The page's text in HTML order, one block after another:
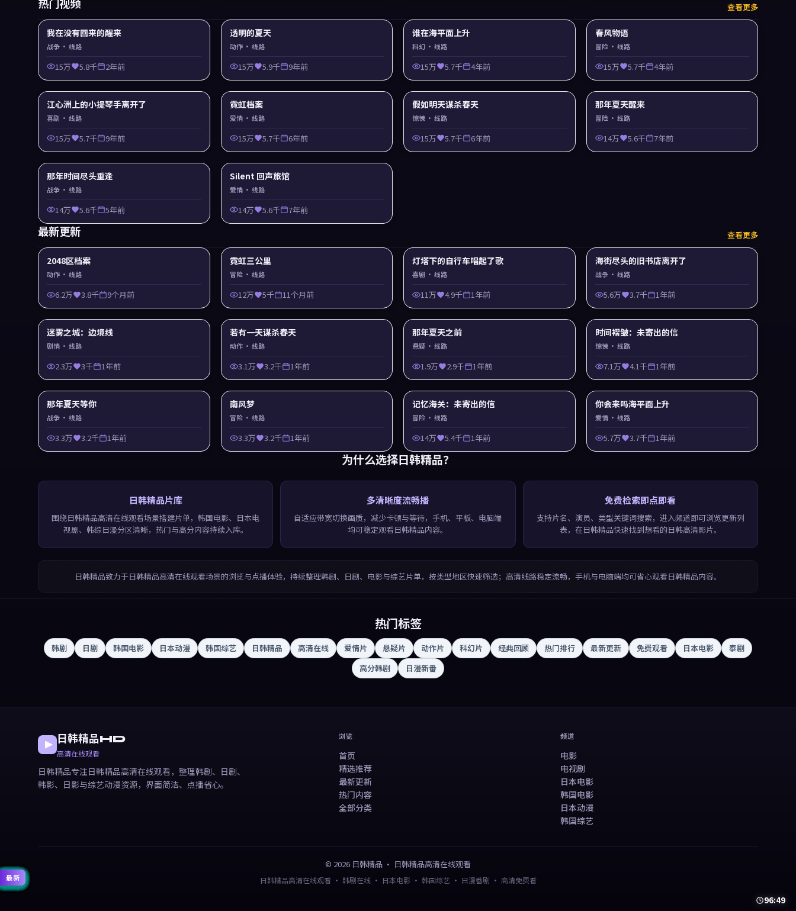
精选
81:54
精选
99:12
精选
50:13
精选
78:21
精选
99:59
精选
99:48
精选
99:40
精选
45:38
精选
99:29
精选
40:23
精选
41:03
精选
48:12
热门视频 查看更多
热门
50:13
我在没有回来的醒来
战争 · 线路
15万 5.8千 2年前
热门
78:21
透明的夏天
动作· 线路
15万 5.9千 9年前
热门
99:59
谁在海平面上升
科幻 · 线路
15万 5.7千 4年前
热门
99:48
春风物语
冒险· 线路
15万 5.7千 4年前
热门
99:40
江心洲上的小提琴手离开了
喜剧 · 线路
15万 5.7千 9年前
热门
45:38
霓虹档案
爱情· 线路
15万 5.7千 6年前
热门
99:29
假如明天谋杀春天
惊悚 · 线路
15万 5.7千 6年前
热门
40:23
那年夏天醒来
冒险· 线路
14万 5.6千 7年前
热门
41:03
那年时间尽头重逢
战争 · 线路
14万 5.6千 5年前
热门
48:12
Silent 回声旅馆
爱情· 线路
14万 5.6千 7年前
最新更新 查看更多
最新
99:06
2048区档案
动作 · 线路
6.2万 3.8千 9个月前
最新
99:08
霓虹三公里
冒险· 线路
12万 5千 11个月前
最新
46:20
灯塔下的自行车唱起了歌
喜剧 · 线路
11万 4.9千 1年前
最新
99:30
海街尽头的旧书店离开了
战争· 线路
5.6万 3.7千 1年前
最新
95:15
迷雾之城：边境线
剧情 · 线路
2.3万 3千 1年前
最新
98:29
若有一天谋杀春天
动作· 线路
3.1万 3.2千 1年前
最新
48:53
那年夏天之前
悬疑 · 线路
1.9万 2.9千 1年前
最新
99:05
时间褶皱：未寄出的信
惊悚· 线路
7.1万 4.1千 1年前
最新
97:33
那年夏天等你
战争 · 线路
3.3万 3.2千 1年前
最新
46:24
南风梦
冒险· 线路
3.3万 3.2千 1年前
最新
99:45
记忆海关：未寄出的信
冒险 · 线路
14万 5.4千 1年前
最新
96:49
你会来吗海平面上升
爱情· 线路
5.7万 3.7千 1年前
为什么选择 日韩精品？
日韩精品片库
围绕日韩精品高清在线观看场景搭建片单，韩国电影、日本电
视剧、韩综日漫分区清晰，热门与高分内容持续入库。
多清晰度流畅播
自适应带宽切换画质，减少卡顿与等待，手机、平板、电脑端
均可稳定观看日韩精品内容。
免费检索即点即看
支持片名、演员、类型关键词搜索，进入频道即可浏览更新列
表，在日韩精品快速找到想看的日韩高清影片。
日韩精品致力于日韩精品高清在线观看场景的浏览与点播体验，持续整理韩剧、日剧、电影与综艺片单，按类型地区快速筛选；高清线路稳定流畅，手机与电脑端均可省心观看日韩精品内容。
热门标签
韩剧 日剧 韩国电影 日本动漫 韩国综艺 日韩精品 高清在线 爱情片 悬疑片 动作片 科幻片 经典回顾 热门排行 最新更新 免费观看 日本电影
泰剧
高分韩剧
日漫新番
日韩精品HD
高清在线观看
日韩精品专注日韩精品高清在线观看，整理韩剧、日剧、
韩影、日影与综艺动漫资源，界面简洁、点播省心。
浏览
首页
精选推荐
最新更新
热门内容
全部分类
频道
电影
电视剧
日本电影
韩国电影
日本动漫
韩国综艺
© 2026 日韩精品 · 日韩精品高清在线观看
日韩精品高清在线观看 · 韩剧在线 · 日本电影 · 韩国综艺 · 日漫番剧 · 高清免费看